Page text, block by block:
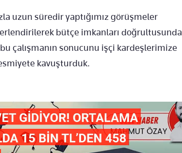
uzun süredir yaptığımız görüşmeler
bütçe imkanları doğrultusunda
çalışmanın sonucunu işçi kardeşlerimize
kavuşturduk.